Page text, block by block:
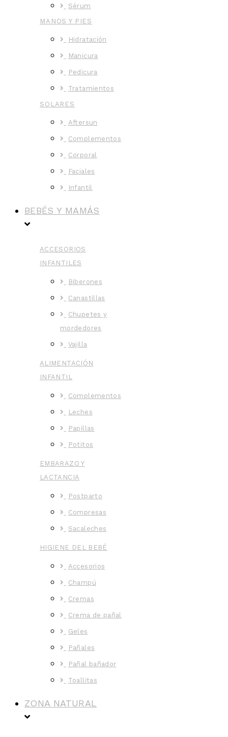
Sérum
MANOS Y PIES
Hidratación
Manicura
Pedicura
Tratamientos
SOLARES
Aftersun
Complementos
Corporal
Faciales
Infantil
BEBÉS Y MAMÁS
ACCESORIOS
INFANTILES
Biberones
Canastillas
Chupetes y
mordedores
Vajilla
ALIMENTACIÓN
INFANTIL
Complementos
Leches
Papillas
Potitos
EMBARAZO Y
LACTANCIA
Postparto
Compresas
Sacaleches
HIGIENE DEL BEBÉ
Accesorios
Champú
Cremas
Crema de pañal
Geles
Pañales
Pañal bañador
Toallitas
ZONA NATURAL